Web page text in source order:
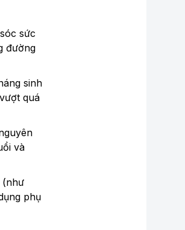
sức
đường
sinh
quá
và
(như
phụ